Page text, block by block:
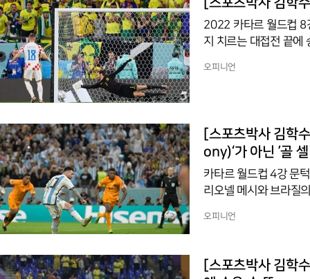
‘파이널(final)’을 번역
2022 카타르 월드컵 8
지 치르는 대접전 끝에
4-3으로 승리했다. 크
‘길 장(長)’, ‘싸움 전(
오피니언
[스포츠박사 김학
ony)‘가 아닌 ’골
카타르 월드컵 4강 문
리오넬 메시와 브라질
공시켰으며, 네이마르
깨끗이 성공시켜 승리
키커가 실축하는 것을
오피니언
[스포츠박사 김학